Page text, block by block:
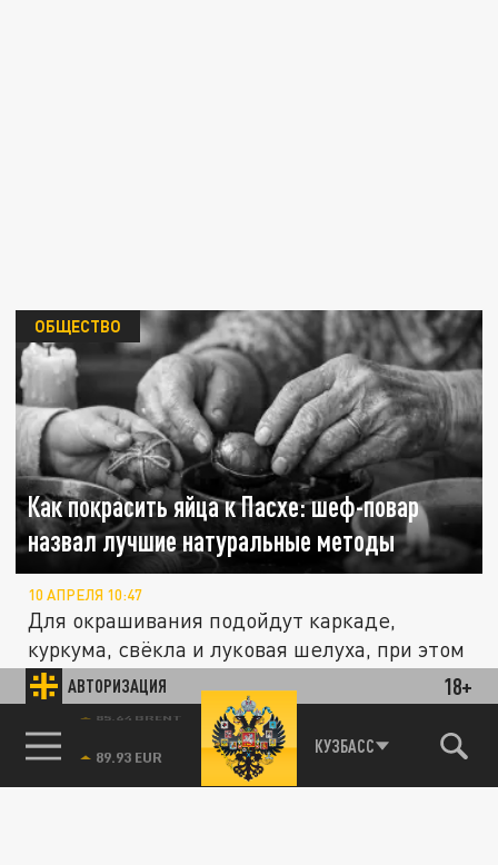
АВТОРИЗАЦИЯ 18+
КУЗБАСС
Как покрасить яйца к Пасхе: шеф-повар
назвал лучшие натуральные методы
ОБЩЕСТВО
10 АПРЕЛЯ 10:47
Для окрашивания подойдут каркаде,
куркума, свёкла и луковая шелуха, при этом
от наклеек и клея эксперт...
ОБЩЕСТВО